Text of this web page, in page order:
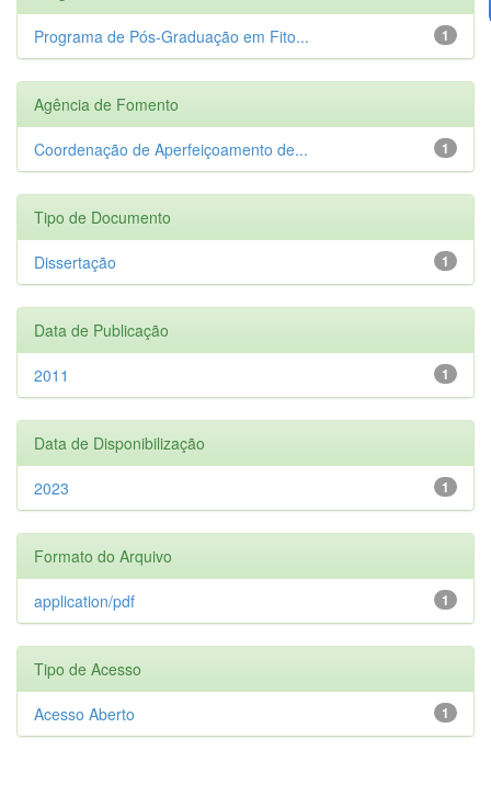
1
Programa de Pós-Graduação em Fito...
Agência de Fomento
1
Coordenação de Aperfeiçoamento de...
Tipo de Documento
1
Dissertação
Data de Publicação
1
2011
Data de Disponibilização
1
2023
Formato do Arquivo
1
application/pdf
Tipo de Acesso
1
Acesso Aberto